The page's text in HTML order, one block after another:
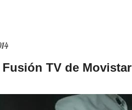
TV de Movistar